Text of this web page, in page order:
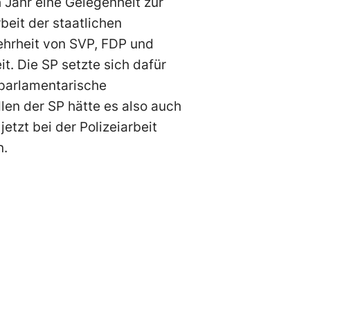
der staatlichen
von SVP, FDP und
Die SP setzte sich dafür
der SP hätte es also auch
bei der Polizeiarbeit